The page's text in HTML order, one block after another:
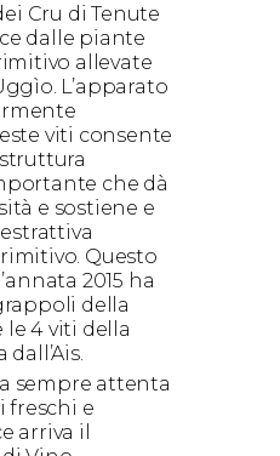
Cru di Tenute
dalle piante
allevate
L’apparato
viti consente
che dà
e sostiene e
Questo
2015 ha
della
le 4 viti della
sempre attenta
freschi e
arriva il